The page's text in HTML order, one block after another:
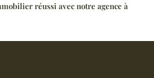
réussi avec notre agence à